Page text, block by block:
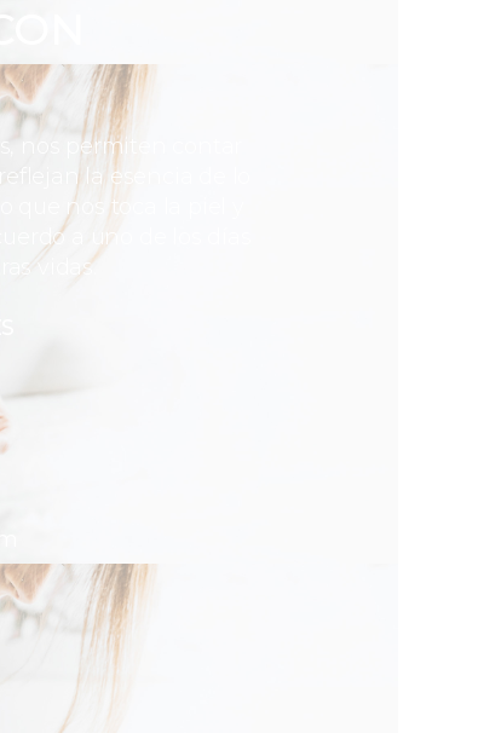
nos permiten contar
la esencia de lo
nos toca la piel y
a uno de los días
vidas.